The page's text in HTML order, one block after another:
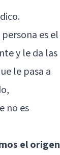
es el
y le da las
le pasa a
no es
el origen